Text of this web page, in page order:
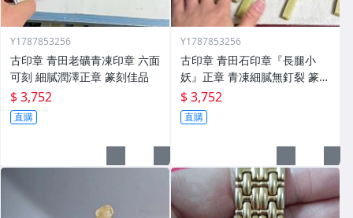
Y1787853256
古印章 青田老礦青凍印章 六面
可刻 細膩潤澤正章 篆刻佳品
$ 3,752
直購
Y1787853256
古印章 青田石印章『長腿小
妖』正章 青凍細膩無釘裂 篆刻
用
$ 3,752
直購